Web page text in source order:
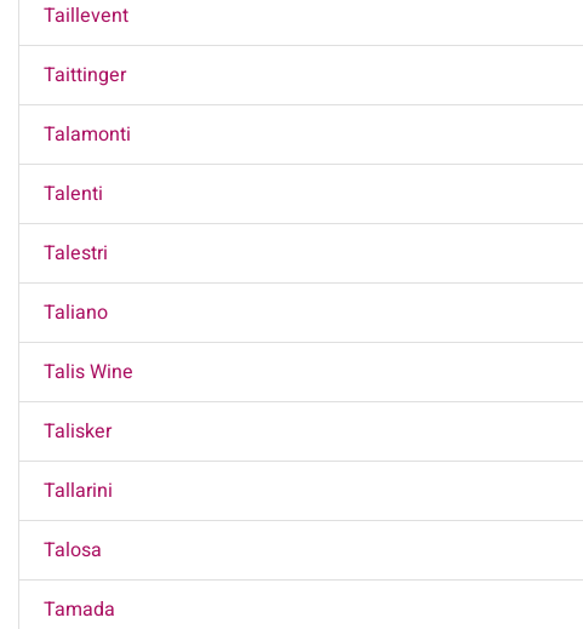
Taillevent
Taittinger
Talamonti
Talenti
Talestri
Taliano
Talis Wine
Talisker
Tallarini
Talosa
Tamada